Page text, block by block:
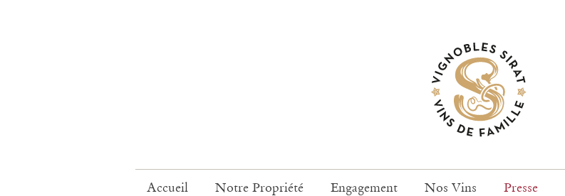
Accueil Notre Propriété Engagement Nos Vins Presse